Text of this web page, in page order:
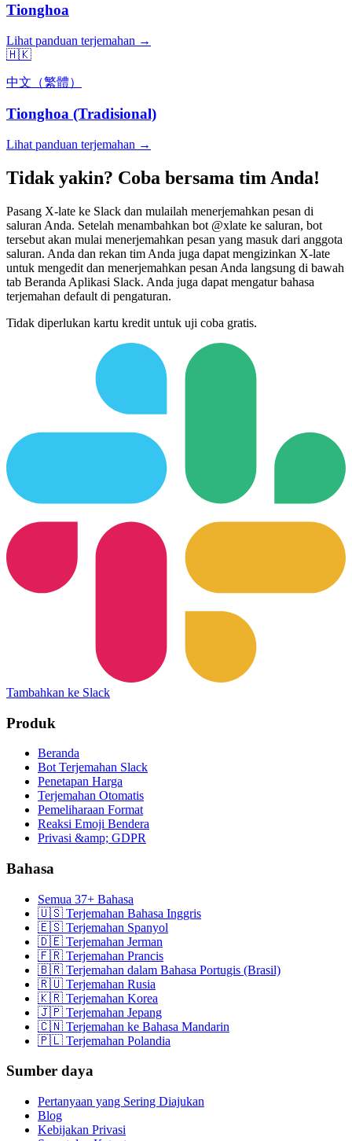
Tionghoa
Lihat panduan terjemahan →
🇭🇰
中文（繁體）
Tionghoa (Tradisional)
Lihat panduan terjemahan →
Tidak yakin? Coba bersama tim Anda!
Pasang X-late ke Slack dan mulailah menerjemahkan pesan di
saluran Anda. Setelah menambahkan bot @xlate ke saluran, bot
tersebut akan mulai menerjemahkan pesan yang masuk dari anggota
saluran. Anda dan rekan tim Anda juga dapat mengizinkan X-late
untuk mengedit dan menerjemahkan pesan Anda langsung di bawah
tab Beranda Aplikasi Slack. Anda juga dapat mengatur bahasa
terjemahan default di pengaturan.
Tidak diperlukan kartu kredit untuk uji coba gratis.
Tambahkan ke Slack
Produk
Beranda
Bot Terjemahan Slack
Penetapan Harga
Terjemahan Otomatis
Pemeliharaan Format
Reaksi Emoji Bendera
Privasi &amp; GDPR
Bahasa
Semua 37+ Bahasa
🇺🇸 Terjemahan Bahasa Inggris
🇪🇸 Terjemahan Spanyol
🇩🇪 Terjemahan Jerman
🇫🇷 Terjemahan Prancis
🇧🇷 Terjemahan dalam Bahasa Portugis (Brasil)
🇷🇺 Terjemahan Rusia
🇰🇷 Terjemahan Korea
🇯🇵 Terjemahan Jepang
🇨🇳 Terjemahan ke Bahasa Mandarin
🇵🇱 Terjemahan Polandia
Sumber daya
Pertanyaan yang Sering Diajukan
Blog
Kebijakan Privasi